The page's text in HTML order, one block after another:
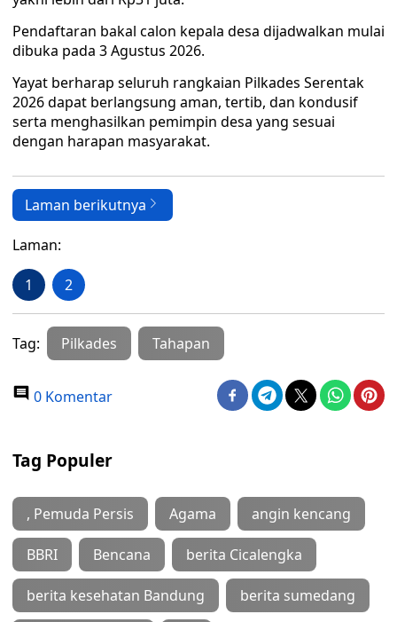
Pendaftaran bakal calon kepala desa dijadwalkan mulai
dibuka pada 3 Agustus 2026.
Yayat berharap seluruh rangkaian Pilkades Serentak
2026 dapat berlangsung aman, tertib, dan kondusif
serta menghasilkan pemimpin desa yang sesuai
dengan harapan masyarakat.
Laman berikutnya
Laman:
1 2
Tag: Pilkades Tahapan
0 Komentar
Tag Populer
, Pemuda Persis Agama angin kencang
BBRI Bencana berita Cicalengka
berita kesehatan Bandung berita sumedang